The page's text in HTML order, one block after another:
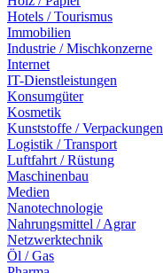
Hotels / Tourismus
Immobilien
Industrie / Mischkonzerne
Internet
IT-Dienstleistungen
Konsumgüter
Kosmetik
Kunststoffe / Verpackungen
Logistik / Transport
Luftfahrt / Rüstung
Maschinenbau
Medien
Nanotechnologie
Nahrungsmittel / Agrar
Netzwerktechnik
Öl / Gas